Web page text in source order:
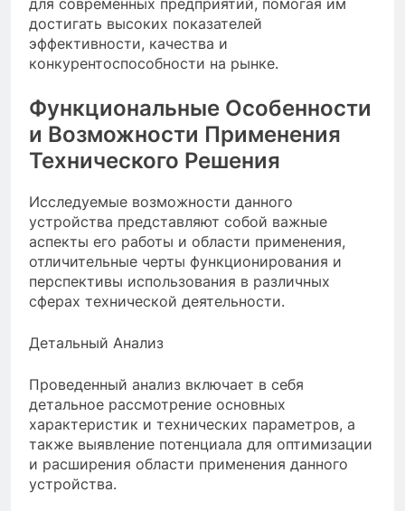
достигать высоких показателей
эффективности, качества и
конкурентоспособности на рынке.
Функциональные Особенности
и Возможности Применения
Технического Решения
Исследуемые возможности данного
устройства представляют собой важные
аспекты его работы и области применения,
отличительные черты функционирования и
перспективы использования в различных
сферах технической деятельности.
Детальный Анализ
Проведенный анализ включает в себя
детальное рассмотрение основных
характеристик и технических параметров, а
также выявление потенциала для оптимизации
и расширения области применения данного
устройства.